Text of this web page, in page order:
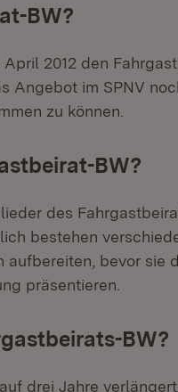
BW?
2012 den
Angebot im SPNV
zu können.
BW?
des
bestehen
bevor sie
präsentieren.
BW?
drei Jahre